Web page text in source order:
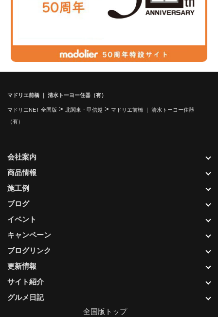
マドリエ前橋 ｜ 清水トーヨー住器（有）
マドリエNET 全国版 > 北関東・甲信越 > マドリエ前橋 ｜ 清水トーヨー住器
（有）
更新情報
サイト紹介
グルメ日記
会社案内
商品情報
施工例
ブログ
イベント
キャンペーン
ブログリンク
全国版トップ